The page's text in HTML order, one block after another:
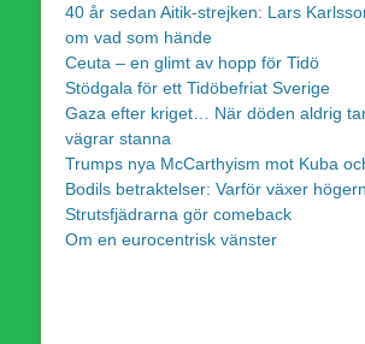
40 år sedan Aitik-strejken: Lars
om vad som hände
Ceuta – en glimt av hopp för Tidö
Stödgala för ett Tidöbefriat Sverige
Gaza efter kriget… När döden aldrig
vägrar stanna
Trumps nya McCarthyism mot Kuba
Bodils betraktelser: Varför växer
Strutsfjädrarna gör comeback
Om en eurocentrisk vänster